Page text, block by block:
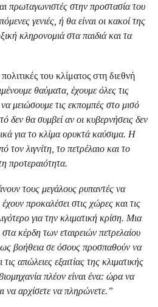
πρωταγωνιστές στην προστασία του
γενιές, ή θα είναι οι κακοί της
κληρονομιά στα παιδιά και τα
πολιτικές του κλίματος στη διεθνή
θαύματα, έχουμε όλες τις
μειώσουμε τις εκπομπές στο μισό
δεν θα συμβεί αν οι κυβερνήσεις δεν
για το κλίμα ορυκτά καύσιμα. Η
τον λιγνίτη, το πετρέλαιο και το
προτεραιότητα.
τους μεγάλους ρυπαντές να
προκαλέσει στις χώρες και τις
για την κλιματική κρίση. Μια
κέρδη των εταιρειών πετρελαίου
βοήθεια σε όσους προσπαθούν να
απώλειες εξαιτίας της κλιματικής
πλέον είναι ένα: ώρα να
να αρχίσετε να πληρώνετε.”